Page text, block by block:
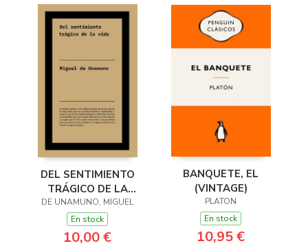
DEL SENTIMIENTO
TRÁGICO DE LA
VIDA
DE UNAMUNO, MIGUEL
En stock
10,00 €
BANQUETE, EL
(VINTAGE)
PLATON
En stock
10,95 €